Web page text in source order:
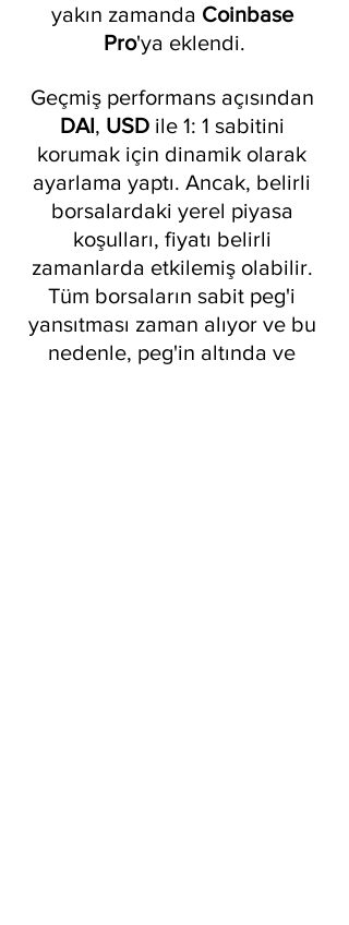
yakın zamanda Coinbase
Pro'ya eklendi.
Geçmiş performans açısından
DAI, USD ile 1: 1 sabitini
korumak için dinamik olarak
ayarlama yaptı. Ancak, belirli
borsalardaki yerel piyasa
koşulları, fiyatı belirli
zamanlarda etkilemiş olabilir.
Tüm borsaların sabit peg'i
yansıtması zaman alıyor ve bu
nedenle, peg'in altında ve